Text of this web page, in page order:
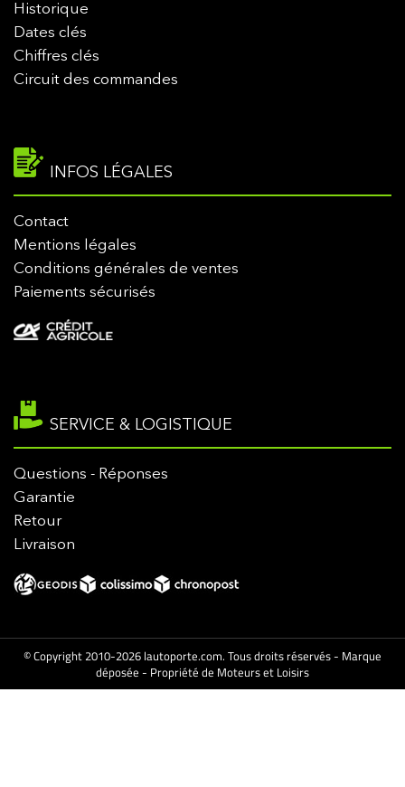
Historique
Dates clés
Chiffres clés
Circuit des commandes
INFOS LÉGALES
Contact
Mentions légales
Conditions générales de ventes
Paiements sécurisés
SERVICE & LOGISTIQUE
Questions - Réponses
Garantie
Retour
Livraison
© Copyright 2010-2026 lautoporte.com. Tous droits réservés - Marque
déposée - Propriété de Moteurs et Loisirs